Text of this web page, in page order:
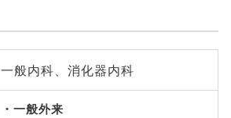
一般内科、消化器内科
一般外来